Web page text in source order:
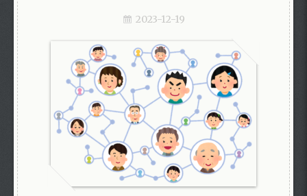
2023-12-19